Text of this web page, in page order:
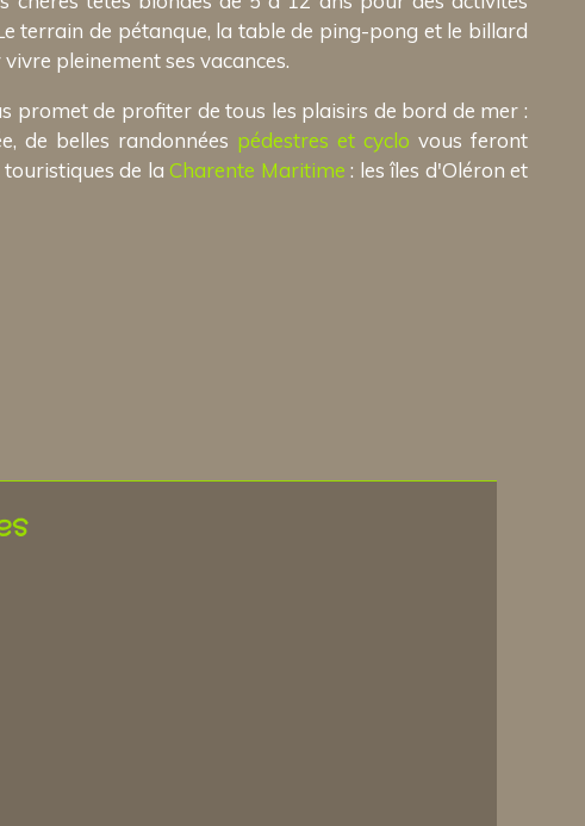
terrain de pétanque, la table de ping-pong et le billard
pleinement ses vacances.
promet de profiter de tous les plaisirs de bord de mer :
de belles randonnées pédestres et cyclo vous feront
touristiques de laCharente Maritime : les îles d'Oléron et